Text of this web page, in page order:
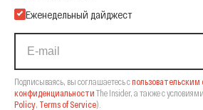
Еженедельный дайджест
Подписываясь, вы соглашаетесь с
конфиденциальности The Insider, а также с
Policy Terms of Service).